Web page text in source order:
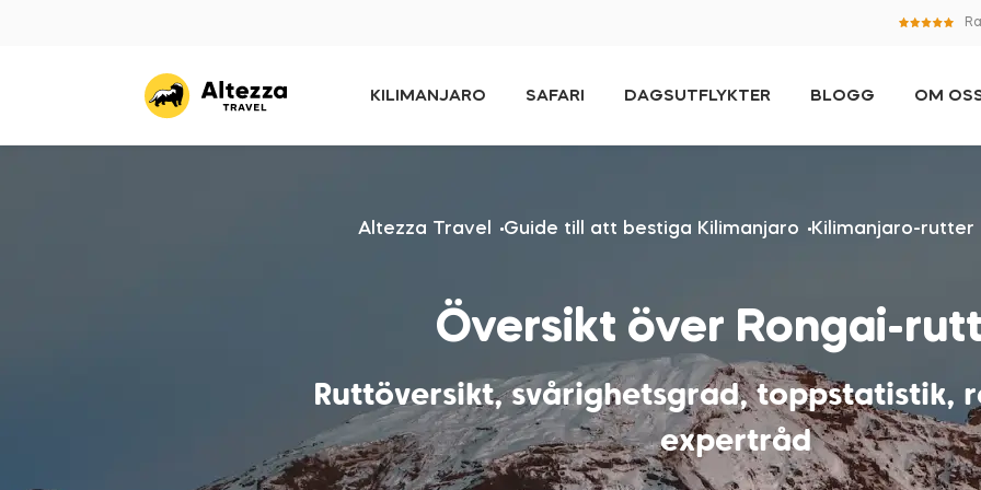
KILIMANJARO SAFARI DAGSUTFLYKTER BLOGG OM
Altezza Travel Guide till att bestiga Kilimanjaro Kilimanjaro-rutter
Översikt över Rongai-
Ruttöversikt, svårighetsgrad, toppstatistik,
expertråd